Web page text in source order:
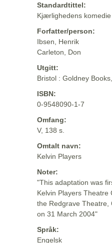
Standardtittel:
Kjærlighedens komedie
Forfatter/person:
Ibsen, Henrik
Carleton, Don
Utgitt:
Bristol : Goldney
ISBN:
0-9548090-1-7
Omfang:
V, 138 s.
Omtalt navn:
Kelvin Players
Noter:
"This adaptation was
Kelvin Players Theatre
the Redgrave Theatre,
on 31 March 2004"
Språk:
Engelsk